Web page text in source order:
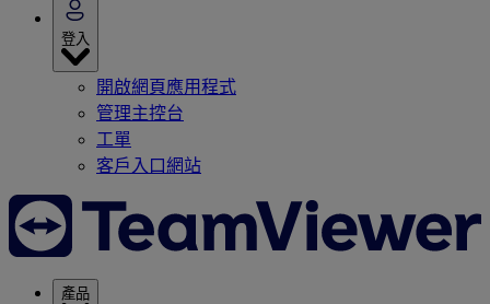
登入
開啟網頁應用程式
管理主控台
工單
客戶入口網站
產品